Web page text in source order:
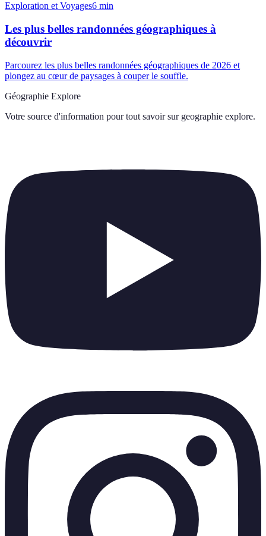
Exploration et Voyages6 min
Les plus belles randonnées géographiques à
découvrir
Parcourez les plus belles randonnées géographiques de 2026 et
plongez au cœur de paysages à couper le souffle.
Géographie Explore
Votre source d'information pour tout savoir sur geographie explore.